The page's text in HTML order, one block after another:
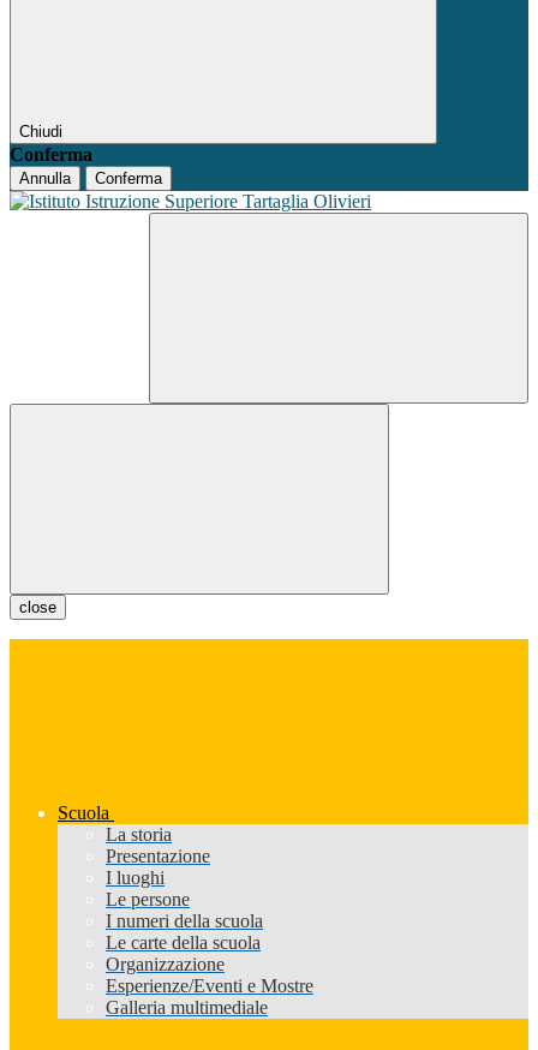
Chiudi
Conferma
Annulla Conferma
close
Scuola
La storia
Presentazione
I luoghi
Le persone
I numeri della scuola
Le carte della scuola
Organizzazione
Esperienze/Eventi e Mostre
Galleria multimediale